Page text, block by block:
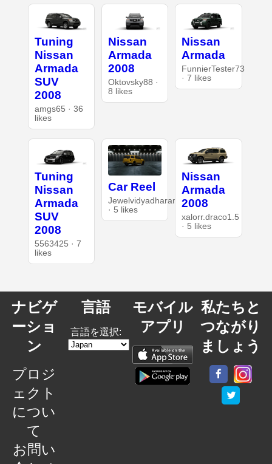
Tuning
Nissan
Armada
SUV
2008
amgs65 · 36
likes
Nissan
Armada
2008
Oktovsky88 ·
8 likes
Nissan
Armada
FunnierTester73
· 7 likes
Tuning
Nissan
Armada
SUV
2008
5563425 · 7
likes
Car Reel
Jewelvidyadharan
· 5 likes
Nissan
Armada
2008
xalorr.draco1.5
· 5 likes
ナビゲ
ーショ
ン
プロジ
ェクト
につい
て
お問い
言語
言語を選択:
モバイル
アプリ
私たちと
つながり
ましょう